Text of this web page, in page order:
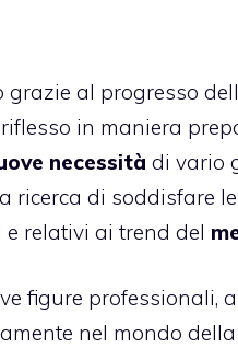
grazie al progresso
in maniera
necessità di vario
di soddisfare
relativi ai trend del
figure professionali,
nel mondo